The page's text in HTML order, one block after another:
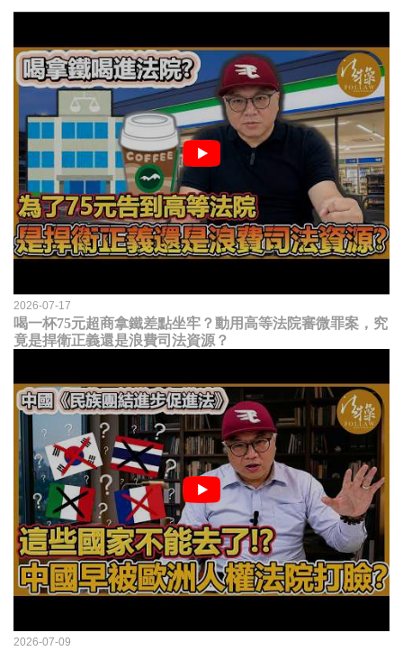
2026-07-17
喝一杯75元超商拿鐵差點坐牢？動用高等法院審微罪案，究
竟是捍衛正義還是浪費司法資源？
2026-07-09